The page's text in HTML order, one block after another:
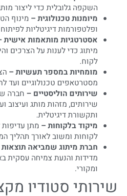
השקפה גלובלית כדי ליצור
מיומנות טכנולוגית – מינוף
ופלטפורמות דיגיטליות
אסטרטגיות מותאמות אישית
מיתוג כדי לענות על הצרכים
לקוח.
מומחיות במספר תעשיות –
מסטרטאפים טכנולוגיים ועד
שירותים הוליסטיים – חברה
שירותים, מזהות מותג ועיצוב
ותקשורת דיגיטלית.
מיקוד בלקוחות – מתן
לקוחות ומשוב לאורך תהליך
חברת מיתוג שמביאה
מדידות והנעת צמיחה עסקית
ומקורי.
שירותי סטודיו